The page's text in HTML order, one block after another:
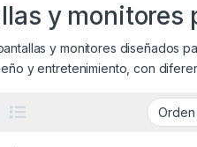
y
y monitores diseñados
y entretenimiento, con